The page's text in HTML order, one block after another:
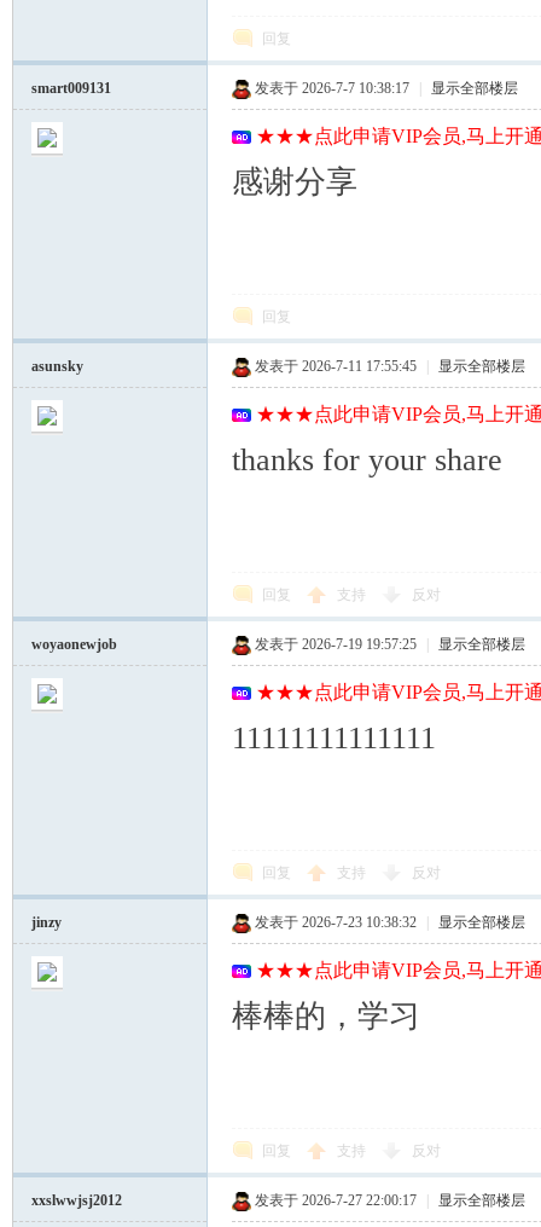
回复
smart009131 发表于 2026-7-7 10:38:17 显示全部楼层
★★★点此申请VIP会员,马上开
感谢分享
回复
asunsky 发表于 2026-7-11 17:55:45 显示全部楼层
★★★点此申请VIP会员,马上开
thanks for your share
回复 支持 反对
woyaonewjob 发表于 2026-7-19 19:57:25 显示全部楼层
★★★点此申请VIP会员,马上开
11111111111111
回复 支持 反对
jinzy 发表于 2026-7-23 10:38:32 显示全部楼层
★★★点此申请VIP会员,马上开
棒棒的，学习
回复 支持 反对
xxslwwjsj2012 发表于 2026-7-27 22:00:17 显示全部楼层